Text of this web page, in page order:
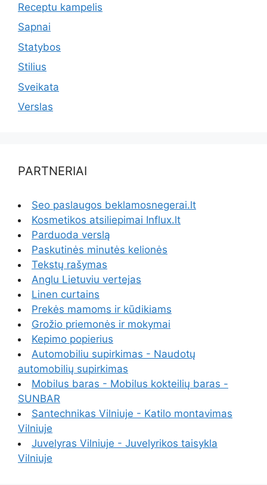
Receptu kampelis
Sapnai
Statybos
Stilius
Sveikata
Verslas
PARTNERIAI
Seo paslaugos beklamosnegerai.lt
Kosmetikos atsiliepimai Influx.lt
Parduoda verslą
Paskutinės minutės kelionės
Tekstų rašymas
Anglu Lietuviu vertejas
Linen curtains
Prekės mamoms ir kūdikiams
Grožio priemonės ir mokymai
Kepimo popierius
Automobiliu supirkimas - Naudotų
automobilių supirkimas
Mobilus baras - Mobilus kokteilių baras -
SUNBAR
Santechnikas Vilniuje - Katilo montavimas
Vilniuje
Juvelyras Vilniuje - Juvelyrikos taisykla
Vilniuje